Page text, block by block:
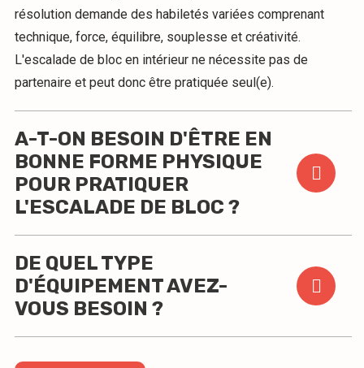
résolution demande des habiletés variées comprenant
technique, force, équilibre, souplesse et créativité.
L'escalade de bloc en intérieur ne nécessite pas de
partenaire et peut donc être pratiquée seul(e).
A-T-ON BESOIN D'ÊTRE EN
BONNE FORME PHYSIQUE
POUR PRATIQUER
L'ESCALADE DE BLOC ?
DE QUEL TYPE
D'ÉQUIPEMENT AVEZ-
VOUS BESOIN ?